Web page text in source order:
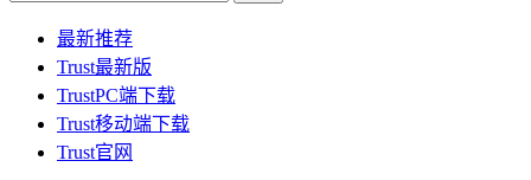
最新推荐
Trust最新版
TrustPC端下载
Trust移动端下载
Trust官网